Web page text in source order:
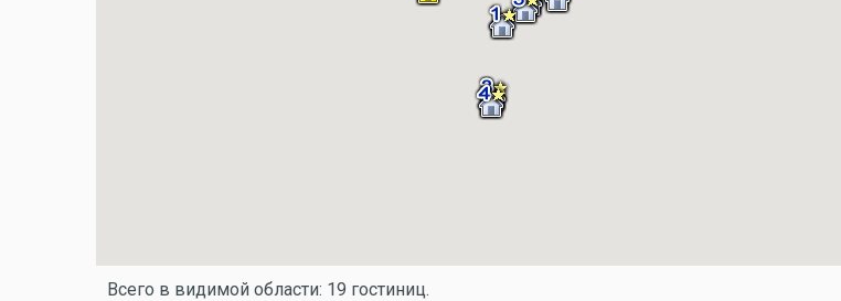
Всего в видимой области: 19 гостиниц.